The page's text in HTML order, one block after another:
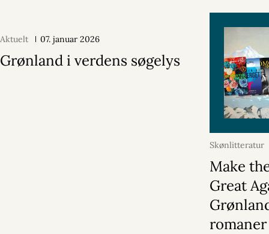
Aktuelt 07. januar 2026
Grønland i verdens søgelys
Skønlitteratur
Make
Great
romaner